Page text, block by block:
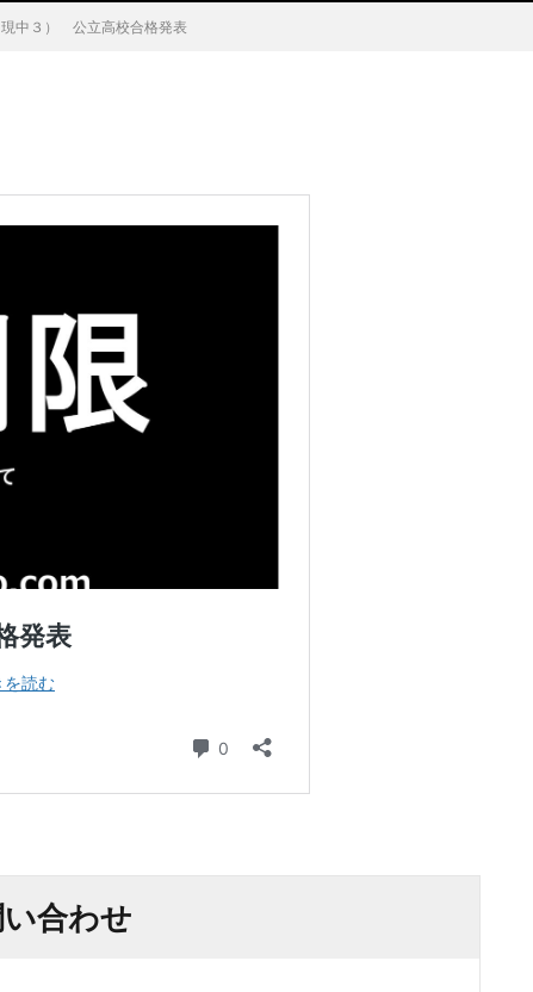
現中３） 公立高校合格発表
合わせ